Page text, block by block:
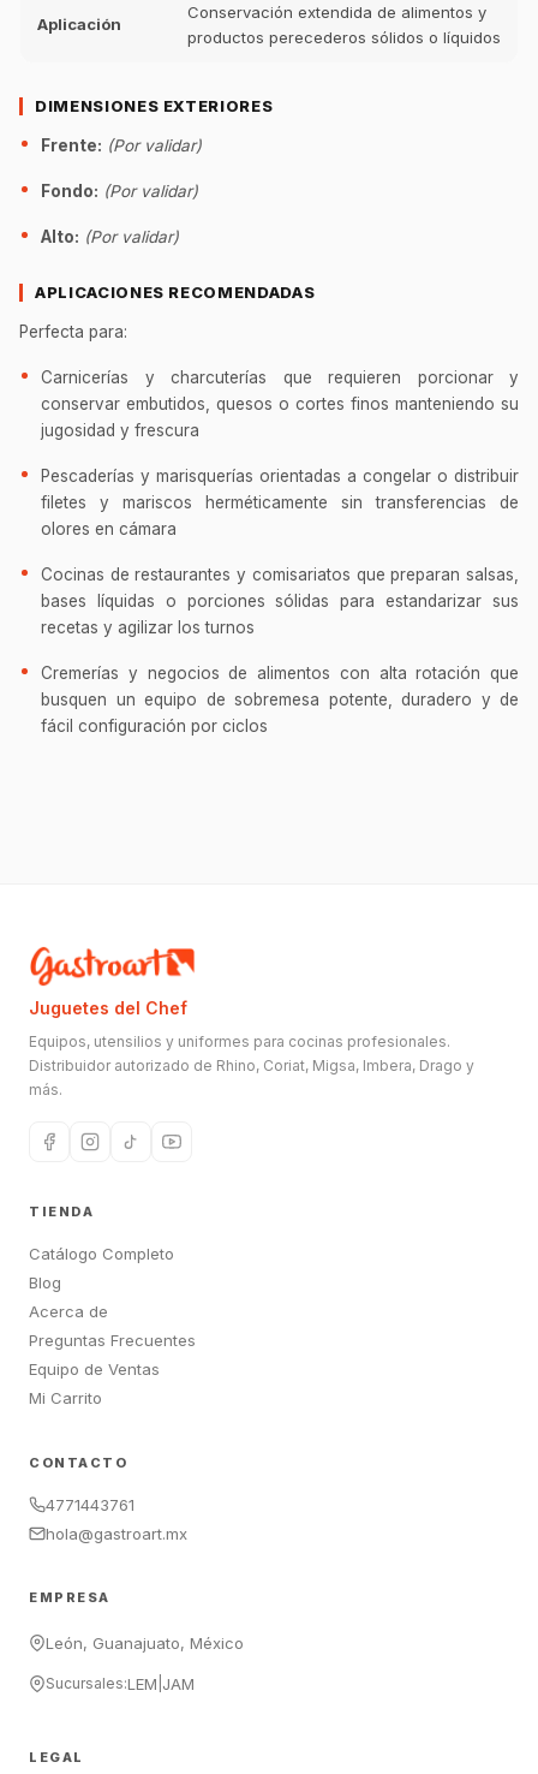
Aplicación
Conservación extendida de alimentos y
productos perecederos sólidos o líquidos
DIMENSIONES EXTERIORES
Frente: (Por validar)
Fondo: (Por validar)
Alto: (Por validar)
APLICACIONES RECOMENDADAS
Perfecta para:
Carnicerías y charcuterías que requieren porcionar y
conservar embutidos, quesos o cortes finos manteniendo su
jugosidad y frescura
Pescaderías y marisquerías orientadas a congelar o distribuir
filetes y mariscos herméticamente sin transferencias de
olores en cámara
Cocinas de restaurantes y comisariatos que preparan salsas,
bases líquidas o porciones sólidas para estandarizar sus
recetas y agilizar los turnos
Cremerías y negocios de alimentos con alta rotación que
busquen un equipo de sobremesa potente, duradero y de
fácil configuración por ciclos
Juguetes del Chef
Equipos, utensilios y uniformes para cocinas profesionales.
Distribuidor autorizado de Rhino, Coriat, Migsa, Imbera, Drago y
más.
TIENDA
Catálogo Completo
Blog
Acerca de
Preguntas Frecuentes
Equipo de Ventas
Mi Carrito
CONTACTO
4771443761
hola@gastroart.mx
EMPRESA
León, Guanajuato, México
Sucursales:LEM JAM
LEGAL